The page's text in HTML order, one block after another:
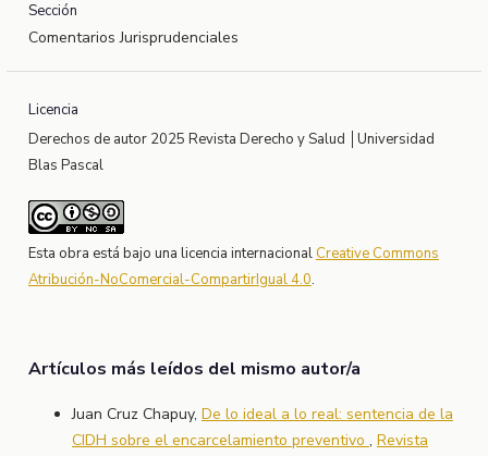
Sección
Comentarios Jurisprudenciales
Licencia
Derechos de autor 2025 Revista Derecho y Salud │Universidad
Blas Pascal
Esta obra está bajo una licencia internacional Creative Commons
Atribución-NoComercial-CompartirIgual 4.0.
Artículos más leídos del mismo autor/a
Juan Cruz Chapuy, De lo ideal a lo real: sentencia de la
CIDH sobre el encarcelamiento preventivo , Revista